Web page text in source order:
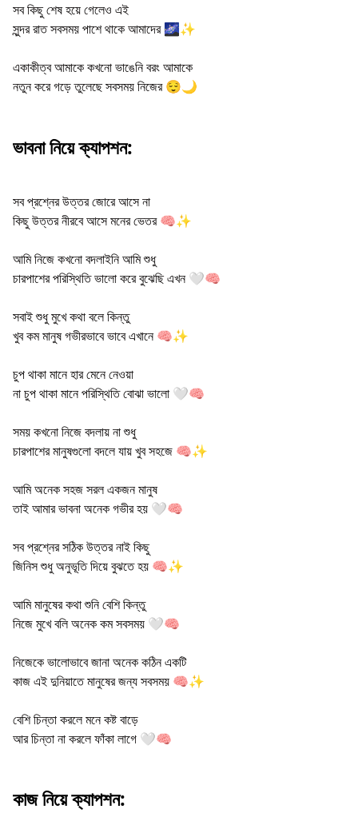
সব কিছু শেষ হয়ে গেলেও এই
সুন্দর রাত সবসময় পাশে থাকে আমাদের 🌌✨
একাকীত্ব আমাকে কখনো ভাঙেনি বরং আমাকে
নতুন করে গড়ে তুলেছে সবসময় নিজের 😌🌙
ভাবনা নিয়ে ক্যাপশন:
সব প্রশ্নের উত্তর জোরে আসে না
কিছু উত্তর নীরবে আসে মনের ভেতর 🧠✨
আমি নিজে কখনো বদলাইনি আমি শুধু
চারপাশের পরিস্থিতি ভালো করে বুঝেছি এখন 🤍🧠
সবাই শুধু মুখে কথা বলে কিন্তু
খুব কম মানুষ গভীরভাবে ভাবে এখানে 🧠✨
চুপ থাকা মানে হার মেনে নেওয়া
না চুপ থাকা মানে পরিস্থিতি বোঝা ভালো 🤍🧠
সময় কখনো নিজে বদলায় না শুধু
চারপাশের মানুষগুলো বদলে যায় খুব সহজে 🧠✨
আমি অনেক সহজ সরল একজন মানুষ
তাই আমার ভাবনা অনেক গভীর হয় 🤍🧠
সব প্রশ্নের সঠিক উত্তর নাই কিছু
জিনিস শুধু অনুভূতি দিয়ে বুঝতে হয় 🧠✨
আমি মানুষের কথা শুনি বেশি কিন্তু
নিজে মুখে বলি অনেক কম সবসময় 🤍🧠
নিজেকে ভালোভাবে জানা অনেক কঠিন একটি
কাজ এই দুনিয়াতে মানুষের জন্য সবসময় 🧠✨
বেশি চিন্তা করলে মনে কষ্ট বাড়ে
আর চিন্তা না করলে ফাঁকা লাগে 🤍🧠
কাজ নিয়ে ক্যাপশন: